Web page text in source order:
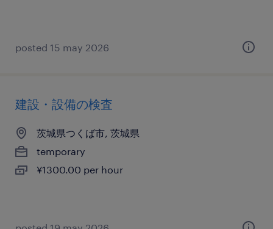
posted 15 may 2026
建設・設備の検査
茨城県つくば市, 茨城県
temporary
¥1300.00 per hour